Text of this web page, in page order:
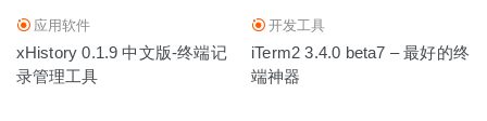
应用软件
xHistory 0.1.9 中文版-终端记
录管理工具
开发工具
iTerm2 3.4.0 beta7 – 最好的终
端神器